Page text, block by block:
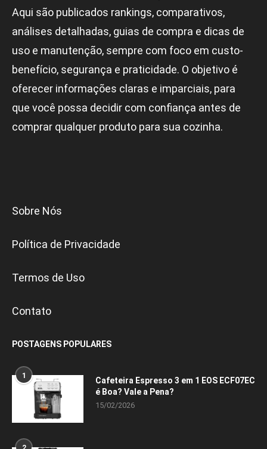
Aqui são publicados rankings, comparativos,
análises detalhadas, guias de compra e dicas de
uso e manutenção, sempre com foco em custo-
benefício, segurança e praticidade. O objetivo é
oferecer informações claras e imparciais, para
que você possa decidir com confiança antes de
comprar qualquer produto para sua cozinha.
Sobre Nós
Política de Privacidade
Termos de Uso
Contato
POSTAGENS POPULARES
1
Cafeteira Espresso 3 em 1 EOS ECF07EC
é Boa? Vale a Pena?
15/02/2026